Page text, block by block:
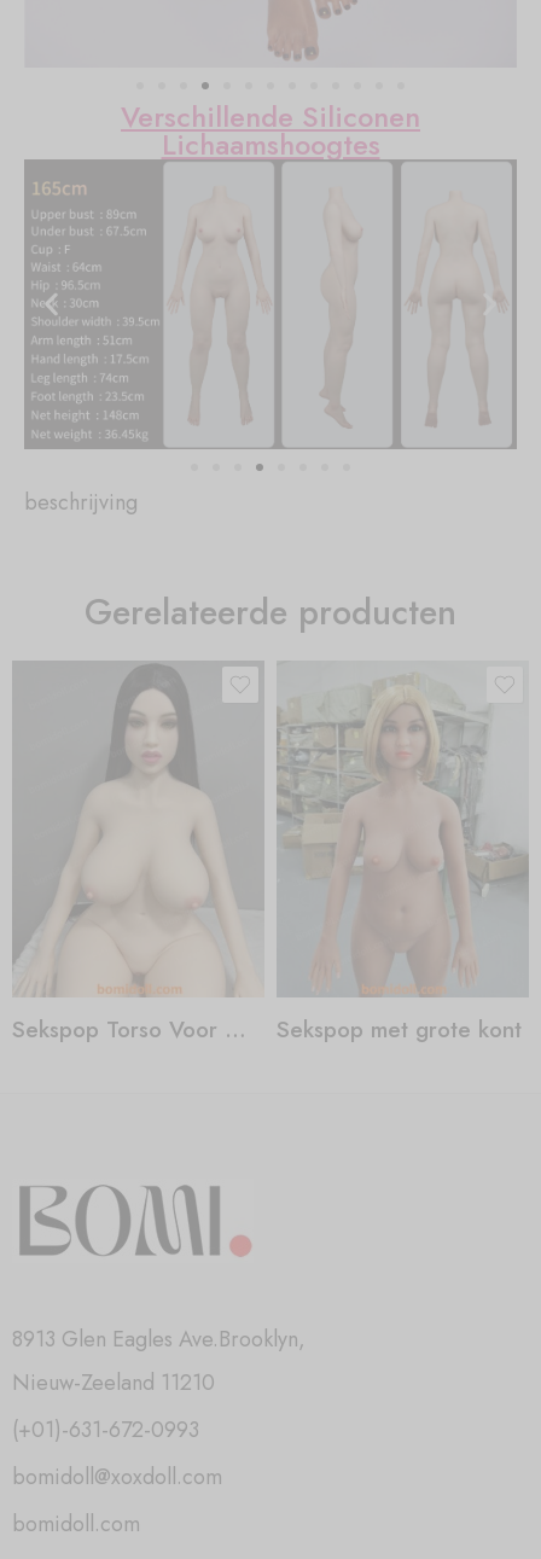
Verschillende Siliconen
Lichaamshoogtes
beschrijving
Gerelateerde producten
Sekspop Torso Voor Man Sekspop met grote kont
8913 Glen Eagles Ave.Brooklyn,
Nieuw-Zeeland 11210
(+01)-631-672-0993
bomidoll@xoxdoll.com
bomidoll.com